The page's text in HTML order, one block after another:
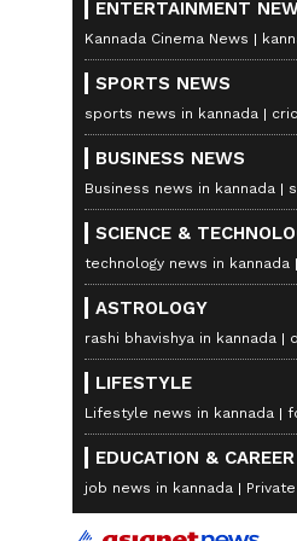
ENTERTAINMENT
Kannada Cinema News
SPORTS NEWS
sports news in kannada
BUSINESS NEWS
Business news in kannada
SCIENCE &
technology news in kannada
ASTROLOGY
rashi bhavishya in kannada
LIFESTYLE
Lifestyle news in kannada
EDUCATION & CAREER
job news in kannada